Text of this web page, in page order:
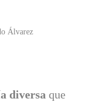
Álvarez
diversa que